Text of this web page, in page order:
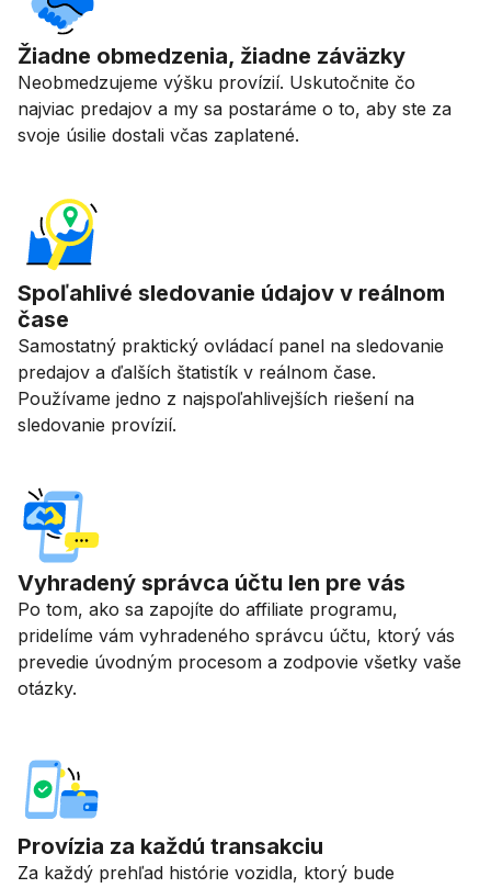
Žiadne obmedzenia, žiadne záväzky
Neobmedzujeme výšku provízií. Uskutočnite čo
najviac predajov a my sa postaráme o to, aby ste za
svoje úsilie dostali včas zaplatené.
Spoľahlivé sledovanie údajov v reálnom
čase
Samostatný praktický ovládací panel na sledovanie
predajov a ďalších štatistík v reálnom čase.
Používame jedno z najspoľahlivejších riešení na
sledovanie provízií.
Vyhradený správca účtu len pre vás
Po tom, ako sa zapojíte do affiliate programu,
pridelíme vám vyhradeného správcu účtu, ktorý vás
prevedie úvodným procesom a zodpovie všetky vaše
otázky.
Provízia za každú transakciu
Za každý prehľad histórie vozidla, ktorý bude